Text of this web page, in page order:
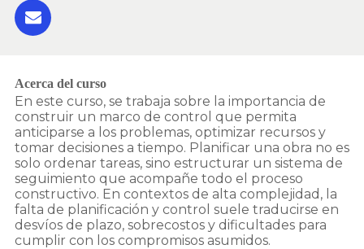
Acerca del curso
En este curso, se trabaja sobre la importancia de
construir un marco de control que permita
anticiparse a los problemas, optimizar recursos y
tomar decisiones a tiempo. Planificar una obra no es
solo ordenar tareas, sino estructurar un sistema de
seguimiento que acompañe todo el proceso
constructivo. En contextos de alta complejidad, la
falta de planificación y control suele traducirse en
desvíos de plazo, sobrecostos y dificultades para
cumplir con los compromisos asumidos.